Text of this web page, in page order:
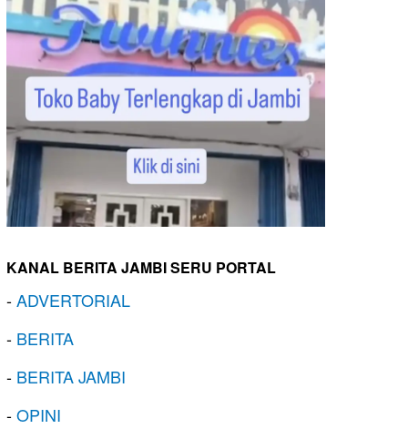
KANAL BERITA JAMBI SERU PORTAL
-ADVERTORIAL
- BERITA
- BERITA JAMBI
-OPINI